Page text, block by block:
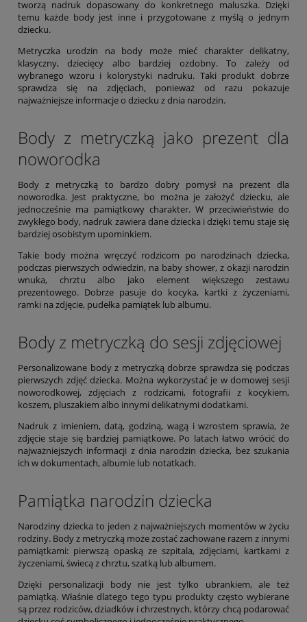
tworzą nadruk dopasowany do konkretnego maluszka. Dzięki
temu każde body jest inne i przygotowane z myślą o jednym
dziecku.
Metryczka urodzin na body może mieć charakter delikatny,
klasyczny, dziecięcy albo bardziej ozdobny. To zależy od
wybranego wzoru i kolorystyki nadruku. Taki produkt dobrze
sprawdza się na zdjęciach, ponieważ od razu pokazuje
najważniejsze informacje o dziecku z dnia narodzin.
Body z metryczką jako prezent dla
noworodka
Body z metryczką to bardzo dobry pomysł na prezent dla
noworodka. Jest praktyczne, bo można je założyć dziecku, ale
jednocześnie ma pamiątkowy charakter. W przeciwieństwie do
zwykłego body, nadruk zawiera dane dziecka i dzięki temu staje się
bardziej osobistym upominkiem.
Takie body można wręczyć rodzicom po narodzinach dziecka,
podczas pierwszych odwiedzin, na baby shower, z okazji narodzin
wnuka, chrztu albo jako element większego zestawu
prezentowego. Dobrze pasuje do kocyka, kartki z życzeniami,
ramki na zdjęcie, pudełka pamiątek lub albumu.
Body z metryczką do sesji zdjęciowej
Personalizowane body z metryczką dobrze sprawdza się podczas
pierwszych zdjęć dziecka. Można wykorzystać je w domowej sesji
noworodkowej, zdjęciach z rodzicami, fotografii z kocykiem,
koszem, pluszakiem albo innymi delikatnymi dodatkami.
Nadruk z imieniem, datą, godziną, wagą i wzrostem sprawia, że
zdjęcie staje się bardziej pamiątkowe. Po latach łatwo wrócić do
najważniejszych informacji z dnia narodzin dziecka, bez szukania
ich w dokumentach, albumie lub notatkach.
Pamiątka narodzin dziecka
Narodziny dziecka to jeden z najważniejszych momentów w życiu
rodziny. Body z metryczką może zostać zachowane razem z innymi
pamiątkami: pierwszą opaską ze szpitala, zdjęciami, kartkami z
życzeniami, świecą z chrztu, szatką lub albumem.
Dzięki personalizacji body nie jest tylko ubrankiem, ale też
pamiątką. Właśnie dlatego tego typu produkty często wybierane
są przez rodziców, dziadków i chrzestnych, którzy chcą podarować